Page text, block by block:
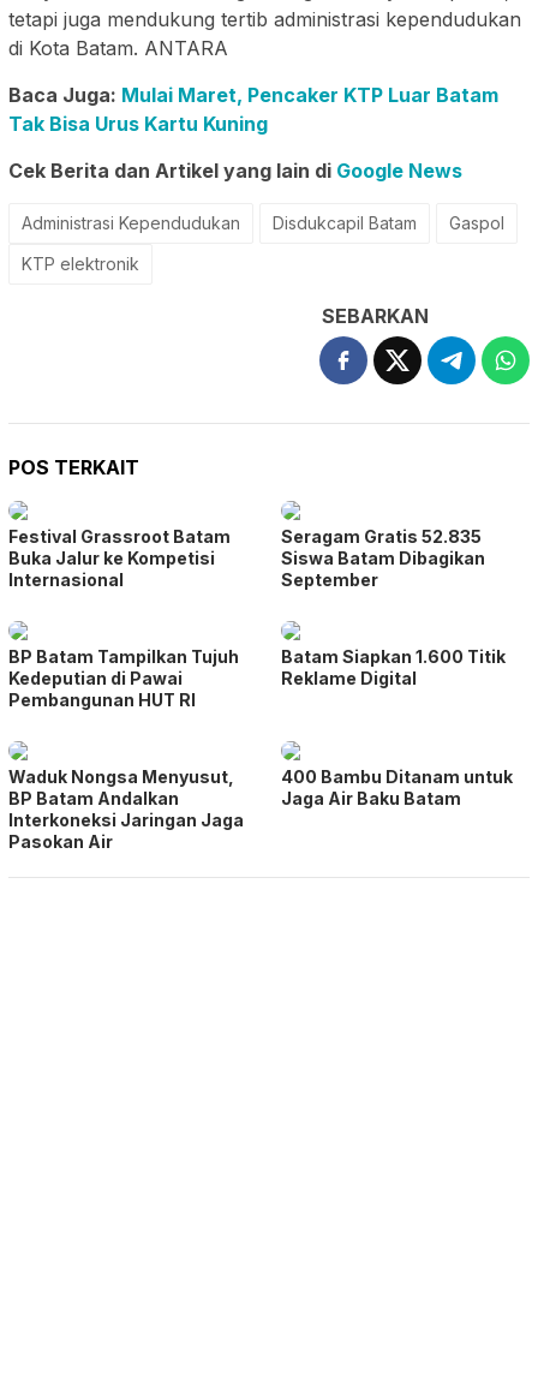
tetapi juga mendukung tertib administrasi kependudukan
di Kota Batam. ANTARA
Baca Juga: Mulai Maret, Pencaker KTP Luar Batam
Tak Bisa Urus Kartu Kuning
Cek Berita dan Artikel yang lain di Google News
Administrasi Kependudukan Disdukcapil Batam
Gaspol
KTP elektronik
SEBARKAN
POS TERKAIT
Festival Grassroot Batam
Buka Jalur ke Kompetisi
Internasional
Seragam Gratis 52.835
Siswa Batam Dibagikan
September
BP Batam Tampilkan Tujuh
Kedeputian di Pawai
Pembangunan HUT RI
Batam Siapkan 1.600 Titik
Reklame Digital
Waduk Nongsa Menyusut,
BP Batam Andalkan
Interkoneksi Jaringan Jaga
Pasokan Air
400 Bambu Ditanam untuk
Jaga Air Baku Batam